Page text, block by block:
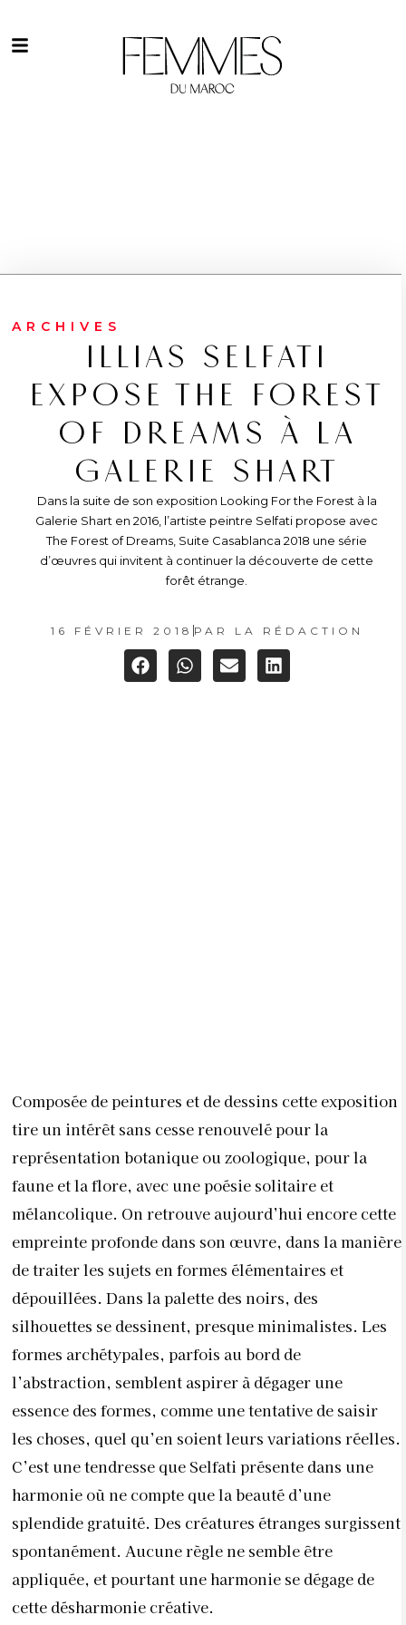
ARCHIVES
ILLIAS SELFATI
EXPOSE THE FOREST
OF DREAMS À LA
GALERIE SHART
Dans la suite de son exposition Looking For the Forest à la
Galerie Shart en 2016, l’artiste peintre Selfati propose avec
The Forest of Dreams, Suite Casablanca 2018 une série
d’œuvres qui invitent à continuer la découverte de cette
forêt étrange.
16 FÉVRIER 2018 PAR LA RÉDACTION
Composée de peintures et de dessins cette exposition
tire un intérêt sans cesse renouvelé pour la
représentation botanique ou zoologique, pour la
faune et la flore, avec une poésie solitaire et
mélancolique. On retrouve aujourd’hui encore cette
empreinte profonde dans son œuvre, dans la manière
de traiter les sujets en formes élémentaires et
dépouillées. Dans la palette des noirs, des
silhouettes se dessinent, presque minimalistes. Les
formes archétypales, parfois au bord de
l’abstraction, semblent aspirer à dégager une
essence des formes, comme une tentative de saisir
les choses, quel qu’en soient leurs variations réelles.
C’est une tendresse que Selfati présente dans une
harmonie où ne compte que la beauté d’une
splendide gratuité. Des créatures étranges surgissent
spontanément. Aucune règle ne semble être
appliquée, et pourtant une harmonie se dégage de
cette désharmonie créative.